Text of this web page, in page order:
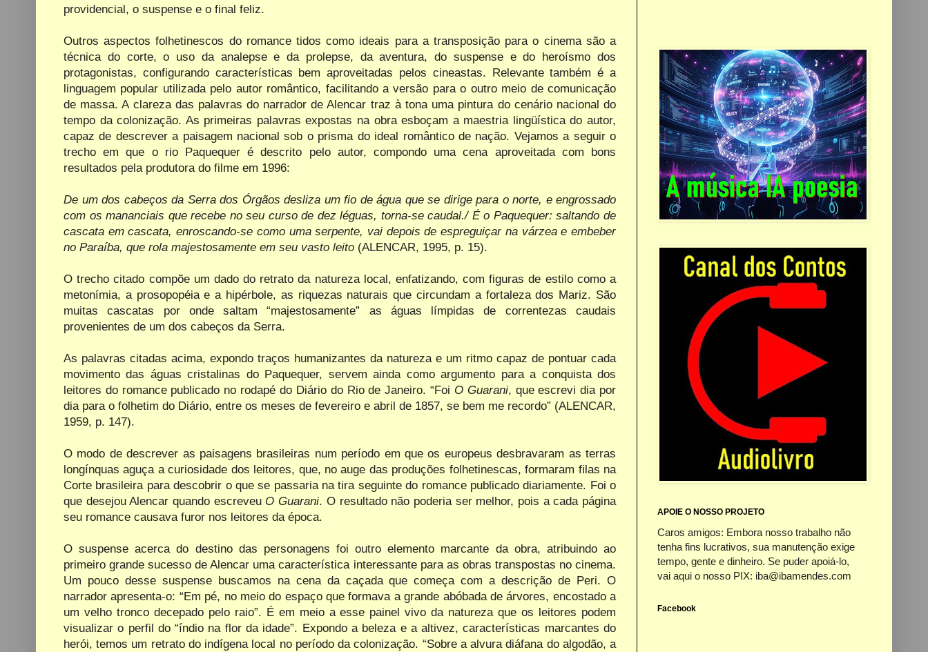
providencial, o suspense e o final feliz.
Outros aspectos folhetinescos do romance tidos como ideais para a transposição para o cinema são a
técnica do corte, o uso da analepse e da prolepse, da aventura, do suspense e do heroísmo dos
protagonistas, configurando características bem aproveitadas pelos cineastas. Relevante também é a
linguagem popular utilizada pelo autor romântico, facilitando a versão para o outro meio de comunicação
de massa. A clareza das palavras do narrador de Alencar traz à tona uma pintura do cenário nacional do
tempo da colonização. As primeiras palavras expostas na obra esboçam a maestria lingüística do autor,
capaz de descrever a paisagem nacional sob o prisma do ideal romântico de nação. Vejamos a seguir o
trecho em que o rio Paquequer é descrito pelo autor, compondo uma cena aproveitada com bons
resultados pela produtora do filme em 1996:
De um dos cabeços da Serra dos Órgãos desliza um fio de água que se dirige para o norte, e engrossado
com os mananciais que recebe no seu curso de dez léguas, torna-se caudal./ É o Paquequer: saltando de
cascata em cascata, enroscando-se como uma serpente, vai depois de espreguiçar na várzea e embeber
no Paraíba, que rola majestosamente em seu vasto leito (ALENCAR, 1995, p. 15).
O trecho citado compõe um dado do retrato da natureza local, enfatizando, com figuras de estilo como a
metonímia, a prosopopéia e a hipérbole, as riquezas naturais que circundam a fortaleza dos Mariz. São
muitas cascatas por onde saltam “majestosamente” as águas límpidas de correntezas caudais
provenientes de um dos cabeços da Serra.
As palavras citadas acima, expondo traços humanizantes da natureza e um ritmo capaz de pontuar cada
movimento das águas cristalinas do Paquequer, servem ainda como argumento para a conquista dos
leitores do romance publicado no rodapé do Diário do Rio de Janeiro. “Foi O Guarani, que escrevi dia por
dia para o folhetim do Diário, entre os meses de fevereiro e abril de 1857, se bem me recordo” (ALENCAR,
1959, p. 147).
O modo de descrever as paisagens brasileiras num período em que os europeus desbravaram as terras
longínquas aguça a curiosidade dos leitores, que, no auge das produções folhetinescas, formaram filas na
Corte brasileira para descobrir o que se passaria na tira seguinte do romance publicado diariamente. Foi o
que desejou Alencar quando escreveu O Guarani. O resultado não poderia ser melhor, pois a cada página
seu romance causava furor nos leitores da época.
O suspense acerca do destino das personagens foi outro elemento marcante da obra, atribuindo ao
primeiro grande sucesso de Alencar uma característica interessante para as obras transpostas no cinema.
Um pouco desse suspense buscamos na cena da caçada que começa com a descrição de Peri. O
narrador apresenta-o: “Em pé, no meio do espaço que formava a grande abóbada de árvores, encostado a
um velho tronco decepado pelo raio”. É em meio a esse painel vivo da natureza que os leitores podem
visualizar o perfil do “índio na flor da idade”. Expondo a beleza e a altivez, características marcantes do
herói, temos um retrato do indígena local no período da colonização. “Sobre a alvura diáfana do algodão, a
APOIE O NOSSO PROJETO
Caros amigos: Embora nosso trabalho não
tenha fins lucrativos, sua manutenção exige
tempo, gente e dinheiro. Se puder apoiá-lo,
vai aqui o nosso PIX: iba@ibamendes.com
Facebook